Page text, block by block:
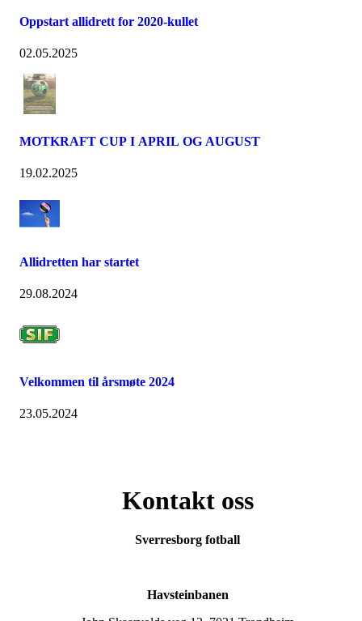
Oppstart allidrett for 2020-kullet
02.05.2025
MOTKRAFT CUP I APRIL OG AUGUST
19.02.2025
Allidretten har startet
29.08.2024
Velkommen til årsmøte 2024
23.05.2024
Kontakt oss
Sverresborg fotball
Havsteinbanen